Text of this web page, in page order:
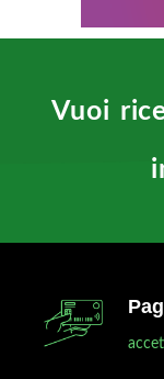
Vuoi